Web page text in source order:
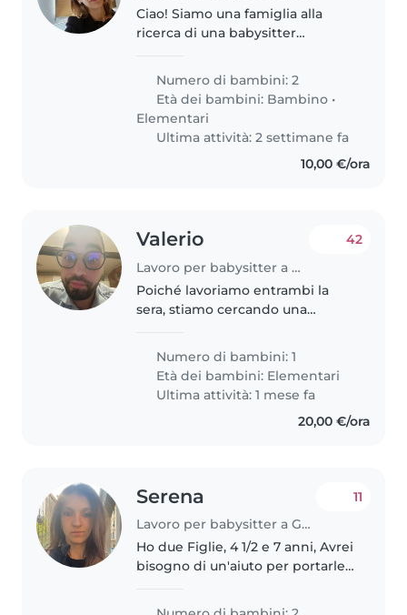
Ciao! Siamo una famiglia alla
ricerca di una babysitter
bambino in età prescolare e un
bambino in età scolare. I nostri
figli sono calmi, curiosi..
Numero di bambini: 2
Età dei bambini: Bambino •
Elementari
Ultima attività: 2 settimane fa
10,00 €/ora
Valerio
Lavoro per babysitter a Genova
42
Poiché lavoriamo entrambi la
sera, stiamo cercando una
anni a scuola e che possa
prendersi cura di lei dalle 17:00
alle..
Numero di bambini: 1
Età dei bambini: Elementari
Ultima attività: 1 mese fa
20,00 €/ora
Serena
Lavoro per babysitter a Genova
11
Ho due Figlie, 4 1/2 e 7 anni, Avrei
bisogno di un'aiuto per portarle
Occasionalmente qualche volta